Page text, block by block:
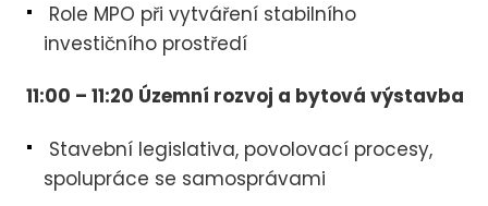
Role MPO při vytváření stabilního
investičního prostředí
11:00 – 11:20 Územní rozvoj a bytová výstavba
Stavební legislativa, povolovací procesy,
spolupráce se samosprávami